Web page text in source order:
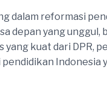
dalam reformasi
depan yang unggul,
kuat dari DPR,
Indonesia